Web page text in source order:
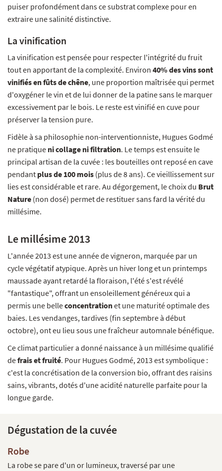
puiser profondément dans ce substrat complexe pour en
extraire une salinité distinctive.
La vinification
La vinification est pensée pour respecter l'intégrité du fruit
tout en apportant de la complexité. Environ 40% des vins sont
vinifiés en fûts de chêne, une proportion maîtrisée qui permet
d'oxygéner le vin et de lui donner de la patine sans le marquer
excessivement par le bois. Le reste est vinifié en cuve pour
préserver la tension pure.
Fidèle à sa philosophie non-interventionniste, Hugues Godmé
ne pratique ni collage ni filtration. Le temps est ensuite le
principal artisan de la cuvée : les bouteilles ont reposé en cave
pendant plus de 100 mois (plus de 8 ans). Ce vieillissement sur
lies est considérable et rare. Au dégorgement, le choix du Brut
Nature (non dosé) permet de restituer sans fard la vérité du
millésime.
Le millésime 2013
L'année 2013 est une année de vigneron, marquée par un
cycle végétatif atypique. Après un hiver long et un printemps
maussade ayant retardé la floraison, l'été s'est révélé
"fantastique", offrant un ensoleillement généreux qui a
permis une belleconcentrationet une maturité optimale des
baies. Les vendanges, tardives (fin septembre à début
octobre), ont eu lieu sous une fraîcheur automnale bénéfique.
Ce climat particulier a donné naissance à un millésime qualifié
defrais et fruité. Pour Hugues Godmé, 2013 est symbolique :
c'est la concrétisation de la conversion bio, offrant des raisins
sains, vibrants, dotés d'une acidité naturelle parfaite pour la
longue garde.
Dégustation de la cuvée
Robe
La robe se pare d'un or lumineux, traversé par une